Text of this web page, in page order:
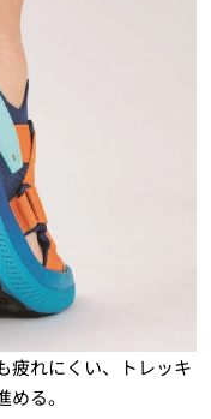
疲れにくい、トレッキ
る。